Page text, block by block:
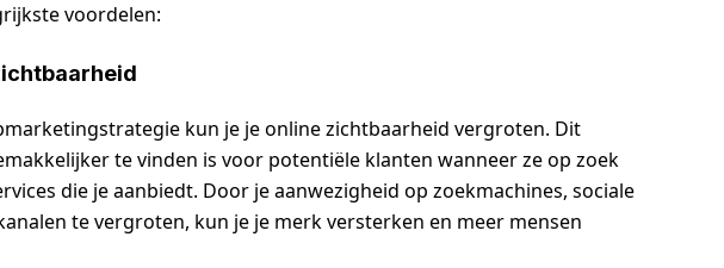
voordelen:
kun je je online zichtbaarheid vergroten. Dit
te vinden is voor potentiële klanten wanneer ze op zoek
die je aanbiedt. Door je aanwezigheid op zoekmachines, sociale
te vergroten, kun je je merk versterken en meer mensen